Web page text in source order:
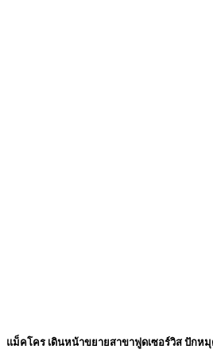
แม็คโคร เดินหน้าขยายสาขาฟูดเซอร์วิส ปักห